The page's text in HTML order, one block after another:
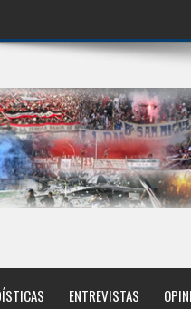
ENTREVISTAS